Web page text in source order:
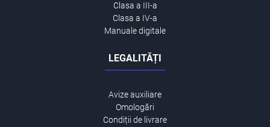
Clasa a III-a
Clasa a IV-a
Manuale digitale
LEGALITĂȚI
Avize auxiliare
Omologări
Condiții de livrare